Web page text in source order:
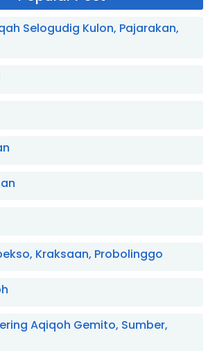
Selogudig Kulon, Pajarakan,
Kraksaan, Probolinggo
Aqiqoh Gemito, Sumber,